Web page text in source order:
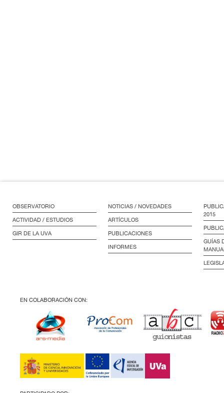
OBSERVATORIO
ACTIVIDAD / ESTUDIOS
GIR DE LA UVA
NOTICIAS / NOVEDADES
ARTÍCULOS
PUBLICACIONES
INFORMES
2015
GUÍAS
EN COLABORACIÓN CON: